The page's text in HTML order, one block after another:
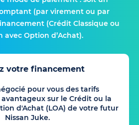
(par virement ou par
(Crédit Classique ou
avec Option d’Achat).
votre financement
pour vous des tarifs
sur le Crédit ou la
d'Achat (LOA) de votre futur
Nissan Juke.